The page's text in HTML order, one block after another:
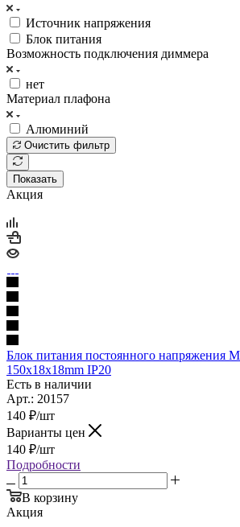
Источник напряжения
Блок питания
Возможность подключения диммера
нет
Материал плафона
Алюминий
Очистить фильтр
Показать
Акция
Блок питания постоянного напряжения
150x18x18mm IP20
Есть в наличии
Арт.: 20157
140 ₽/шт
Варианты цен
140 ₽/шт
Подробности
В корзину
Акция